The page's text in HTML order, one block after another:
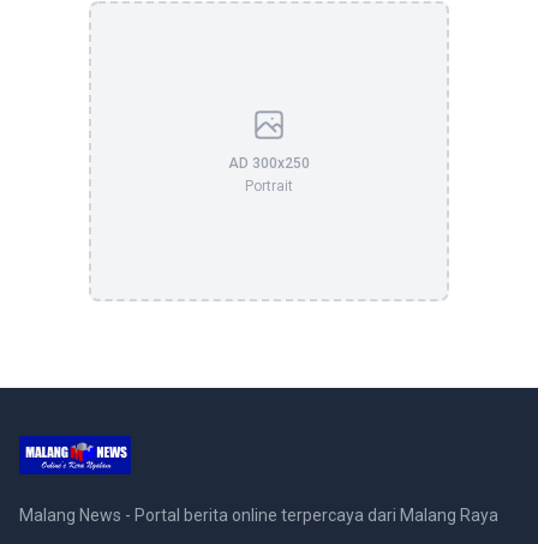
AD 300x250
Portrait
Malang News - Portal berita online terpercaya dari Malang Raya